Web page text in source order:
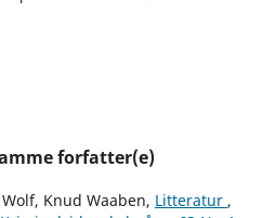
forfatter(e)
Knud Waaben, Litteratur ,